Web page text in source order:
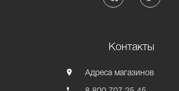
Контакты
Адреса магазинов